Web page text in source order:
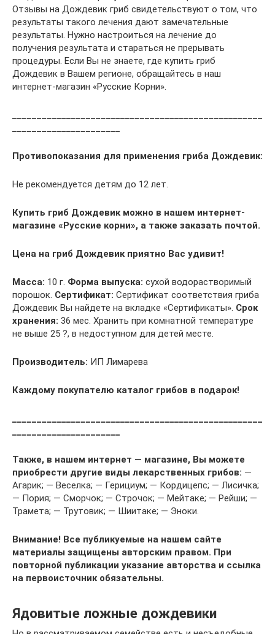
Отзывы на Дождевик гриб свидетельствуют о том, что
результаты такого лечения дают замечательные
результаты. Нужно настроиться на лечение до
получения результата и стараться не прерывать
процедуры. Если Вы не знаете, где купить гриб
Дождевик в Вашем регионе, обращайтесь в наш
интернет-магазин «Русские Корни».
Противопоказания для применения гриба Дождевик:
Не рекомендуется детям до 12 лет.
Купить гриб Дождевик можно в нашем интернет-
магазине «Русские корни», а также заказать почтой.
Цена на гриб Дождевик приятно Вас удивит!
Масса: 10 г. Форма выпуска: сухой водорастворимый
порошок. Сертификат: Сертификат соответствия гриба
Дождевик Вы найдете на вкладке «Сертификаты». Срок
хранения: 36 мес. Хранить при комнатной температуре
не выше 25 ?, в недоступном для детей месте.
Производитель: ИП Лимарева
Каждому покупателю каталог грибов в подарок!
Также, в нашем интернет — магазине, Вы можете
приобрести другие виды лекарственных грибов: —
Агарик; — Веселка; — Герициум; — Кордицепс; — Лисичка;
— Пория; — Сморчок; — Строчок; — Мейтаке; — Рейши; —
Трамета; — Трутовик; — Шиитаке; — Эноки.
Внимание! Все публикуемые на нашем сайте
материалы защищены авторским правом. При
повторной публикации указание авторства и ссылка
на первоисточник обязательны.
Ядовитые ложные дождевики